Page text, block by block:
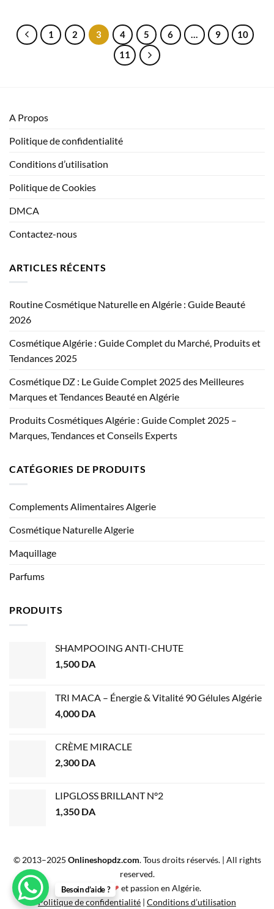
1 2 3 4 5 6 9
10
11
A Propos
Politique de confidentialité
Conditions d’utilisation
Politique de Cookies
DMCA
Contactez-nous
ARTICLES RÉCENTS
Routine Cosmétique Naturelle en Algérie : Guide Beauté
2026
Cosmétique Algérie : Guide Complet du Marché, Produits et
Tendances 2025
Cosmétique DZ : Le Guide Complet 2025 des Meilleures
Marques et Tendances Beauté en Algérie
Produits Cosmétiques Algérie : Guide Complet 2025 –
Marques, Tendances et Conseils Experts
CATÉGORIES DE PRODUITS
Complements Alimentaires Algerie
Cosmétique Naturelle Algerie
Maquillage
Parfums
PRODUITS
SHAMPOOING ANTI-CHUTE
1,500 DA
TRI MACA – Énergie & Vitalité 90 Gélules Algérie
4,000 DA
CRÈME MIRACLE
2,300 DA
LIPGLOSS BRILLANT N°2
1,350 DA
© 2013–2025 Onlineshopdz.com. Tous droits réservés. | All rights
reserved.
Créé avec ❤ et passion en Algérie.
Politique de confidentialité | Conditions d’utilisation
Besoin d’aide ?